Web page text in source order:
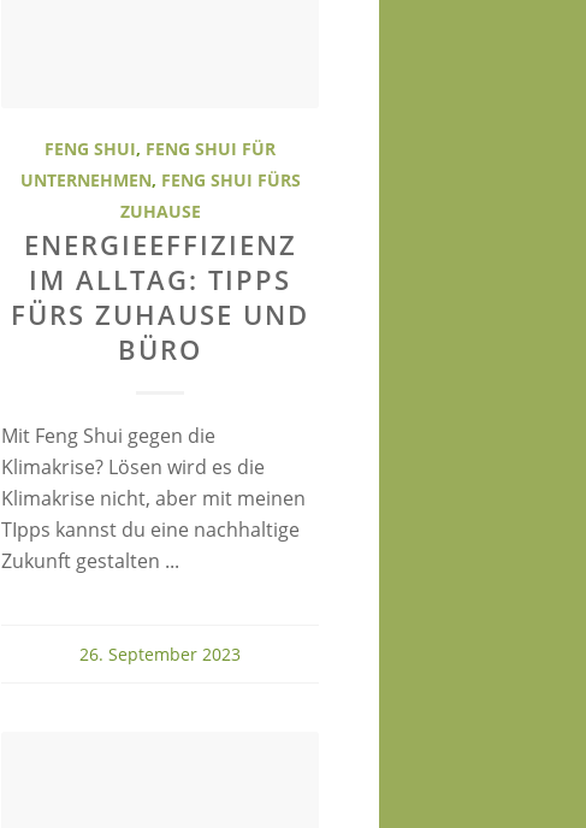
FENG SHUI, FENG SHUI FÜR
UNTERNEHMEN, FENG SHUI FÜRS
ZUHAUSE
ENERGIEEFFIZIENZ
IM ALLTAG: TIPPS
FÜRS ZUHAUSE UND
BÜRO
Mit Feng Shui gegen die
Klimakrise? Lösen wird es die
Klimakrise nicht, aber mit meinen
TIpps kannst du eine nachhaltige
Zukunft gestalten ...
26. September 2023